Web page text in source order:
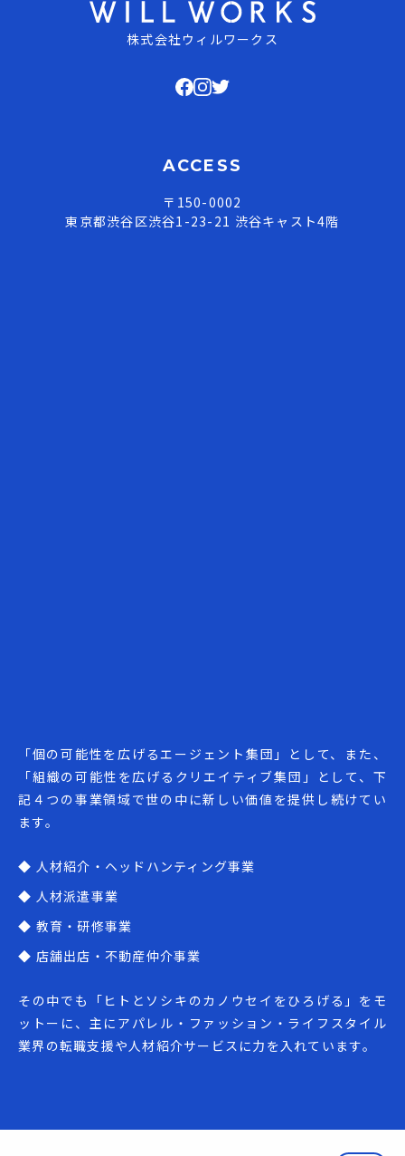
株式会社ウィルワークス
ACCESS
〒150-0002
東京都渋谷区渋谷1-23-21 渋谷キャスト4階
「個の可能性を広げるエージェント集団」として、また、
「組織の可能性を広げるクリエイティブ集団」として、下
記４つの事業領域で世の中に新しい価値を提供し続けてい
ます。
◆ 人材紹介・ヘッドハンティング事業
◆ 人材派遣事業
◆ 教育・研修事業
◆ 店舗出店・不動産仲介事業
その中でも「ヒトとソシキのカノウセイをひろげる」をモ
ットーに、主にアパレル・ファッション・ライフスタイル
業界の転職支援や人材紹介サービスに力を入れています。